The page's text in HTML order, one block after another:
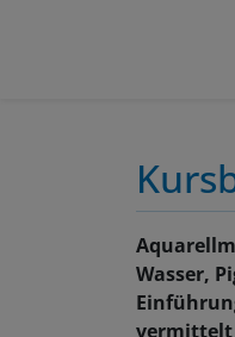
Wasser,
vermittelt